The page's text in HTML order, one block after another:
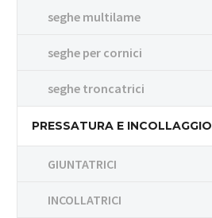
seghe multilame
seghe per cornici
seghe troncatrici
PRESSATURA E INCOLLAGGIO
GIUNTATRICI
INCOLLATRICI